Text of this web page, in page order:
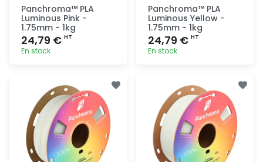
Panchroma™ PLA
Luminous Pink -
1.75mm - 1kg
24,79 € HT
En stock
rapide
Panchroma™ PLA
Luminous Yellow -
1.75mm - 1kg
24,79 € HT
En stock
rapide